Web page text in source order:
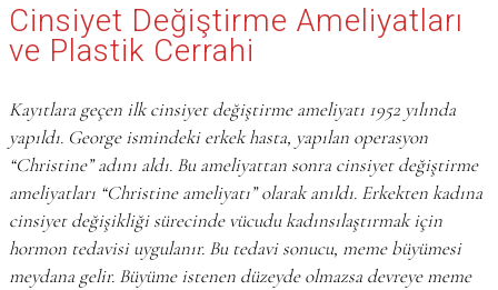
Cinsiyet Değiştirme Ameliyatları
ve Plastik Cerrahi
Kayıtlara geçen ilk cinsiyet değiştirme ameliyatı 1952 yılında
yapıldı. George ismindeki erkek hasta, yapılan operasyon
“Christine” adını aldı. Bu ameliyattan sonra cinsiyet değiştirme
ameliyatları “Christine ameliyatı” olarak anıldı. Erkekten kadına
cinsiyet değişikliği sürecinde vücudu kadınsılaştırmak için
hormon tedavisi uygulanır. Bu tedavi sonucu, meme büyümesi
meydana gelir. Büyüme istenen düzeyde olmazsa devreye meme